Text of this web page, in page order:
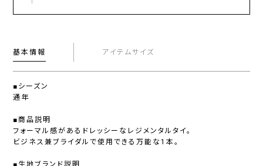
基本情報 アイテムサイズ
■シーズン
通年
■商品説明
フォーマル感があるドレッシーなレジメンタルタイ。
ビジネス兼ブライダルで使用できる万能な1本。